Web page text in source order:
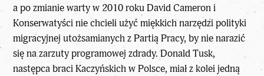
a po zmianie warty w 2010 roku David Cameron i
Konserwatyści nie chcieli użyć miękkich narzędzi polityki
migracyjnej utożsamianych z Partią Pracy, by nie narazić
się na zarzuty programowej zdrady. Donald Tusk,
następca braci Kaczyńskich w Polsce, miał z kolei jedną